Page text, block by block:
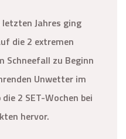
Jahres ging
die 2 extremen
Schneefall zu Beginn
Unwetter im
2 SET-Wochen bei
hervor.